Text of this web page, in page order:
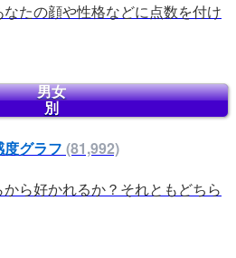
たの顔や性格などに点数を付け
男女
別
グラフ (81,992)
ら好かれるか？それともどちら